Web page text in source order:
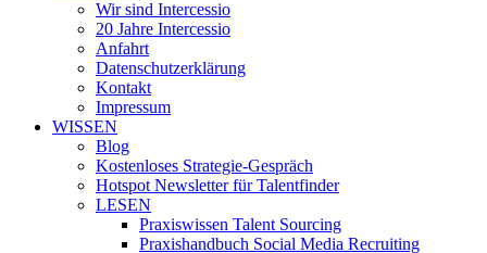
Wir sind Intercessio
20 Jahre Intercessio
Anfahrt
Datenschutzerklärung
Kontakt
Impressum
WISSEN
Blog
Kostenloses Strategie-Gespräch
Hotspot Newsletter für Talentfinder
LESEN
Praxiswissen Talent Sourcing
Praxishandbuch Social Media Recruiting